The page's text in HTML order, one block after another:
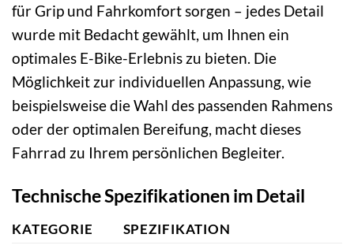
für Grip und Fahrkomfort sorgen – jedes Detail
wurde mit Bedacht gewählt, um Ihnen ein
optimales E-Bike-Erlebnis zu bieten. Die
Möglichkeit zur individuellen Anpassung, wie
beispielsweise die Wahl des passenden Rahmens
oder der optimalen Bereifung, macht dieses
Fahrrad zu Ihrem persönlichen Begleiter.
Technische Spezifikationen im Detail
KATEGORIE SPEZIFIKATION